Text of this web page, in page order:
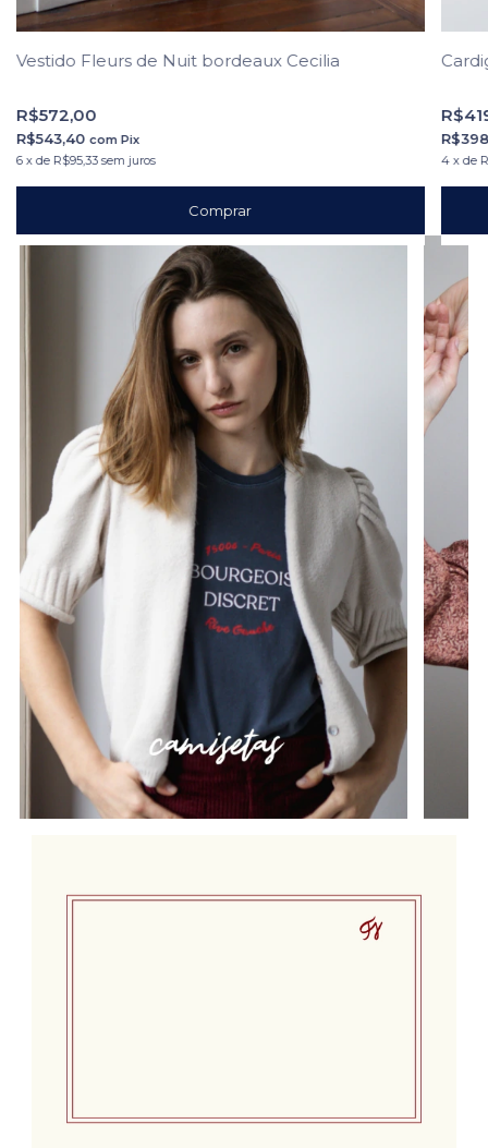
Vestido Fleurs de Nuit bordeaux Cecilia
R$572,00
R$543,40 com Pix
6 x de R$95,33 sem juros
Comprar
4 x de